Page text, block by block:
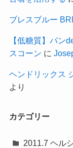
ブレスブルー
【低糖質】パン
スコーン に
ヘンドリックス
より
カテゴリー
2011.7 ヘル